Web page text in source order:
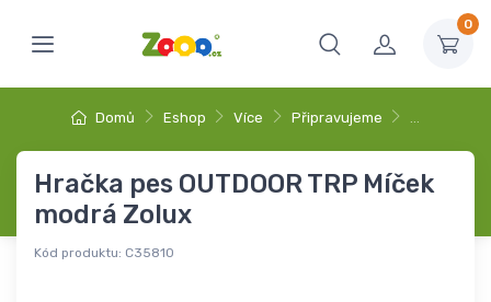
0
Domů Eshop Více Připravujeme …
Hračka pes OUTDOOR TRP Míček
modrá Zolux
Kód produktu: C35810